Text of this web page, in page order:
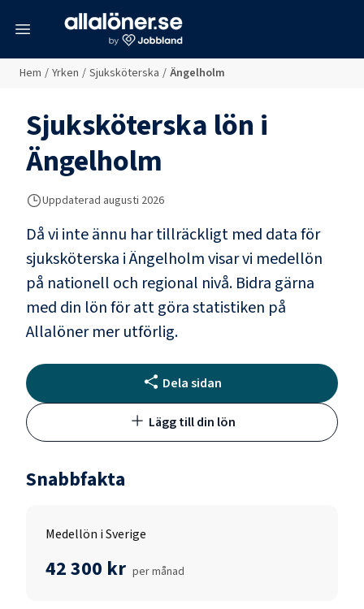
Hem / Yrken / Sjuksköterska / Ängelholm
Sjuksköterska lön i
Ängelholm
Uppdaterad augusti 2026
Då vi inte ännu har tillräckligt med data för
sjuksköterska iÄngelholmvisar vi medellön
på nationell och regional nivå. Bidra gärna
med din lön för att göra statistiken på
Allalöner mer utförlig.
Dela sidan
Lägg till din lön
Snabbfakta
Medellön i Sverige
42 300 kr per månad